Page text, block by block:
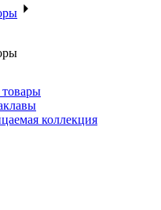
товары
коллекция